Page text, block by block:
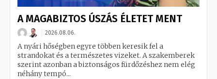
A MAGABIZTOS ÚSZÁS ÉLETET MENT
2026.08.06.
A nyári hőségben egyre többen keresik fel a
strandokat és a természetes vizeket. A szakemberek
szerint azonban a biztonságos fürdőzéshez nem elég
néhány tempó...